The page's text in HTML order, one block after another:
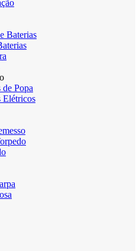
Baterias
Popa
Elétricos